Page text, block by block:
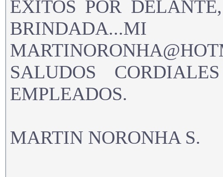
EXITOS POR
SALUDOS
EMPLEADOS.
MARTIN NORONHA S.